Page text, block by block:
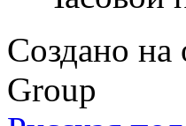
Создано на
Group